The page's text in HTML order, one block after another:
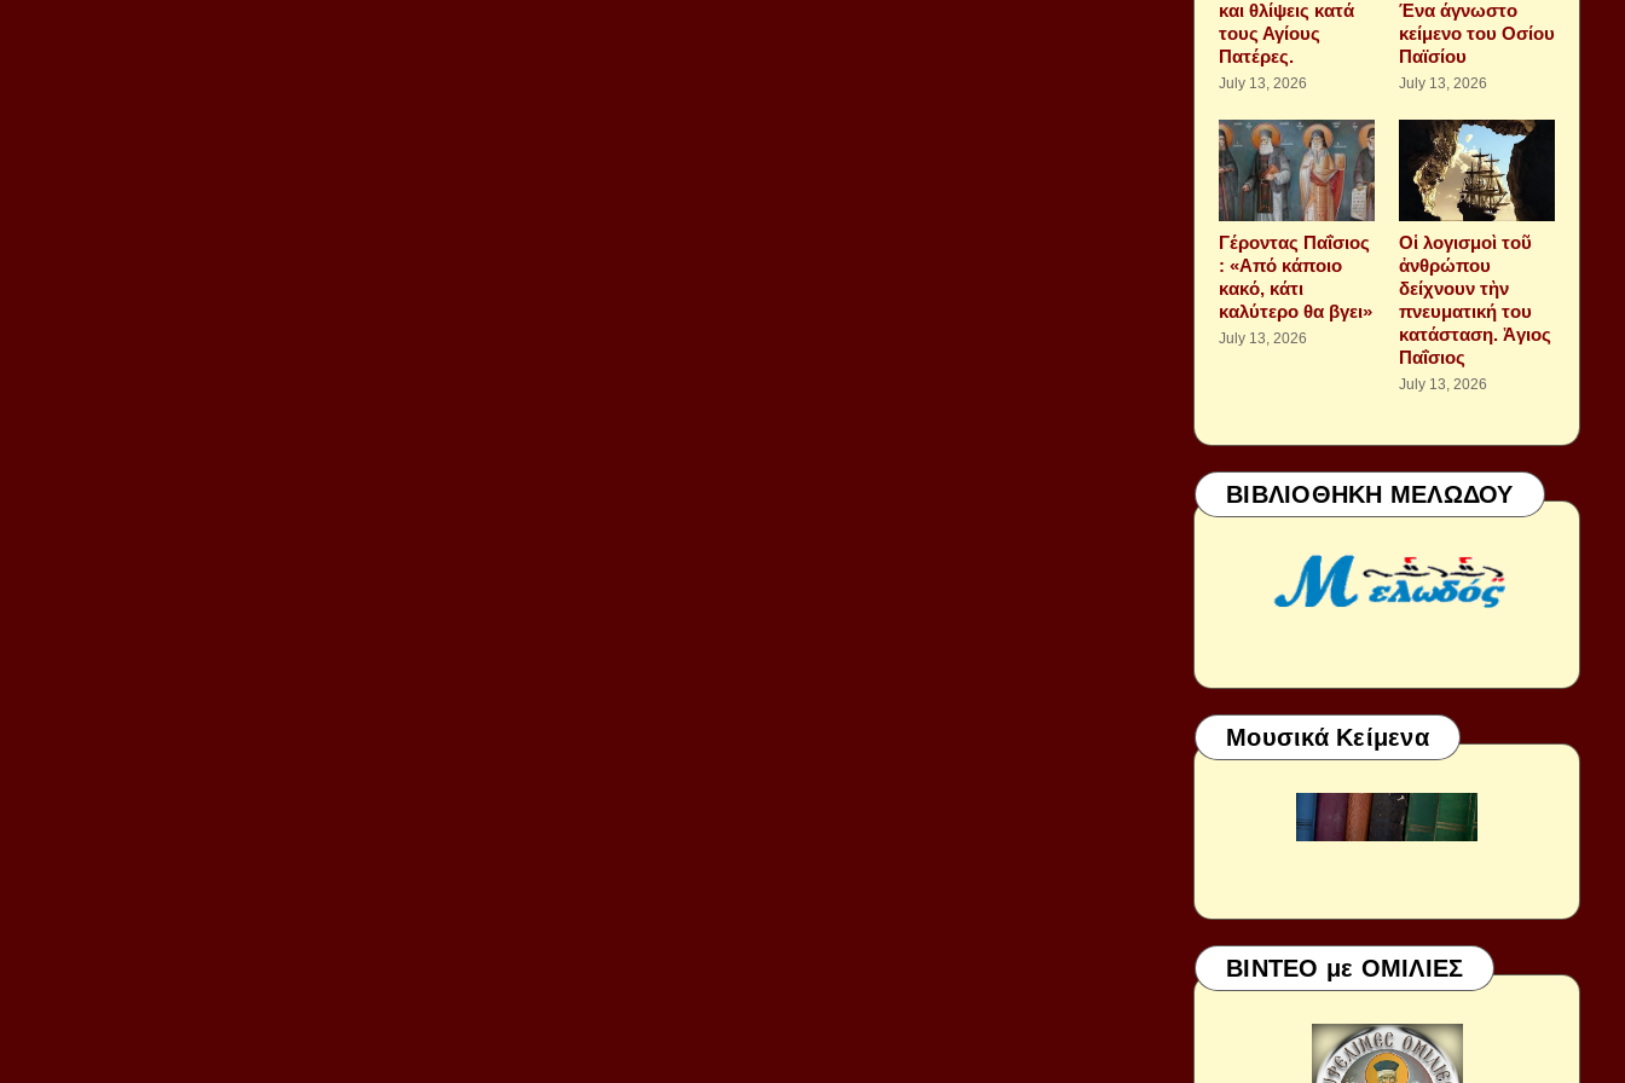
και θλίψεις κατά
τους Αγίους
Πατέρες.
July 13, 2026
Ένα άγνωστο
κείμενο του Οσίου
Παϊσίου
July 13, 2026
Γέροντας Παΐσιος
: «Από κάποιο
κακό, κάτι
καλύτερο θα βγει»
July 13, 2026
Οἱ λογισμοὶ τοῦ
ἀνθρώπου
δείχνουν τὴν
πνευματική του
κατάσταση. Ἁγιος
Παΐσιος
July 13, 2026
ΒΙΒΛΙΟΘΗΚΗ ΜΕΛΩΔΟΥ
Μουσικά Κείμενα
ΒΙΝΤΕΟ με ΟΜΙΛΙΕΣ